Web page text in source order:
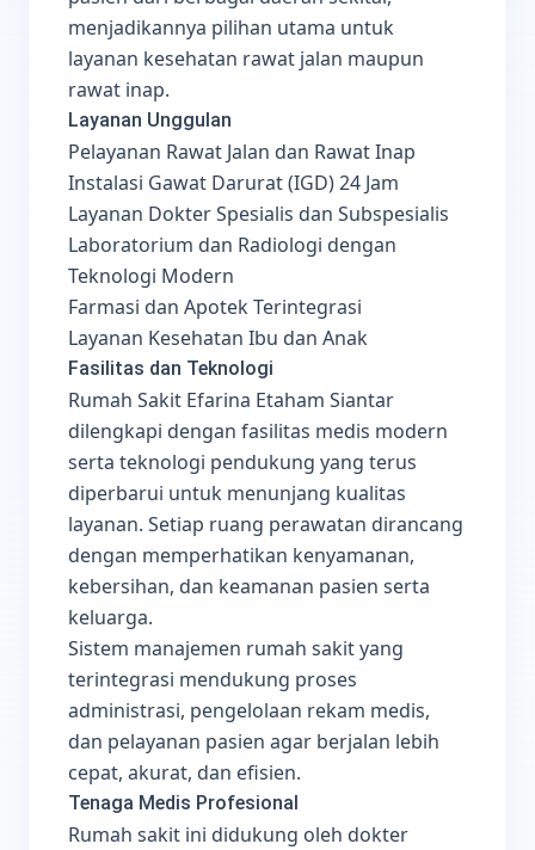
menjadikannya pilihan utama untuk
layanan kesehatan rawat jalan maupun
rawat inap.
Layanan Unggulan
Pelayanan Rawat Jalan dan Rawat Inap
Instalasi Gawat Darurat (IGD) 24 Jam
Layanan Dokter Spesialis dan Subspesialis
Laboratorium dan Radiologi dengan
Teknologi Modern
Farmasi dan Apotek Terintegrasi
Layanan Kesehatan Ibu dan Anak
Fasilitas dan Teknologi
Rumah Sakit Efarina Etaham Siantar
dilengkapi dengan fasilitas medis modern
serta teknologi pendukung yang terus
diperbarui untuk menunjang kualitas
layanan. Setiap ruang perawatan dirancang
dengan memperhatikan kenyamanan,
kebersihan, dan keamanan pasien serta
keluarga.
Sistem manajemen rumah sakit yang
terintegrasi mendukung proses
administrasi, pengelolaan rekam medis,
dan pelayanan pasien agar berjalan lebih
cepat, akurat, dan efisien.
Tenaga Medis Profesional
Rumah sakit ini didukung oleh dokter